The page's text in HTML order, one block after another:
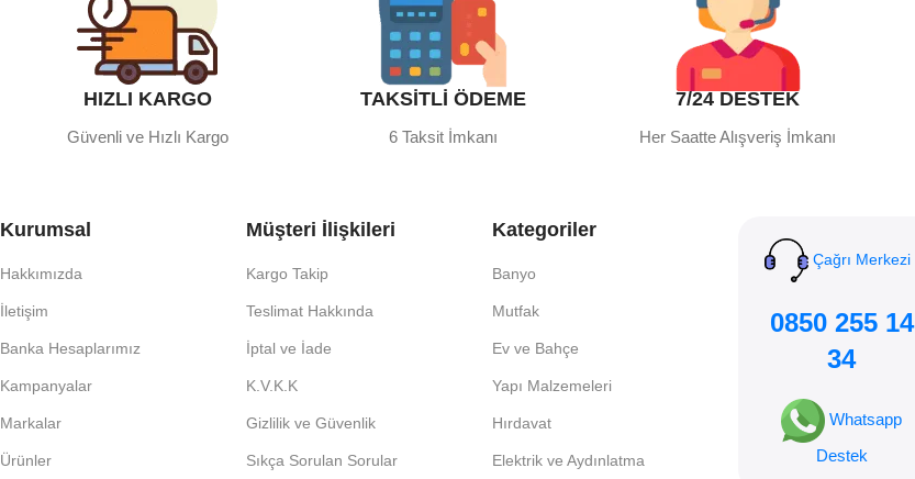
HIZLI KARGO
Güvenli ve Hızlı Kargo
TAKSİTLİ ÖDEME
6 Taksit İmkanı
7/24 DESTEK
Her Saatte Alışveriş İmkanı
Kurumsal
Hakkımızda
İletişim
Banka Hesaplarımız
Kampanyalar
Markalar
Ürünler
Müşteri İlişkileri
Kargo Takip
Teslimat Hakkında
İptal ve İade
K.V.K.K
Gizlilik ve Güvenlik
Sıkça Sorulan Sorular
Kategoriler
Banyo
Mutfak
Ev ve Bahçe
Yapı Malzemeleri
Hırdavat
Elektrik ve Aydınlatma
Çağrı Merkezi
0850 255 14
34
Whatsapp
Destek